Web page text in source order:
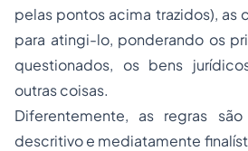
pelas pontos acima trazidos), as
para atingi-lo, ponderando os
questionados, os bens
outras coisas.
Diferentemente, as regras
descritivo e mediatamente